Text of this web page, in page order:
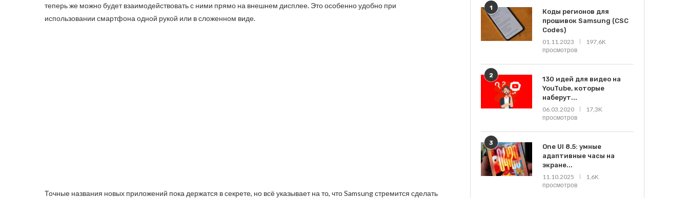
теперь же можно будет взаимодействовать с ними прямо на внешнем дисплее. Это особенно удобно при
использовании смартфона одной рукой или в сложенном виде.
Точные названия новых приложений пока держатся в секрете, но всё указывает на то, что Samsung стремится сделать
1
Коды регионов для
прошивок Samsung (CSC
Codes)
01.11.2023
197,6K
просмотров
2
130 идей для видео на
YouTube, которые
наберут...
06.03.2020
17,3K
просмотров
3
One UI 8.5: умные
адаптивные часы на
экране...
11.10.2025
1,6K
просмотров